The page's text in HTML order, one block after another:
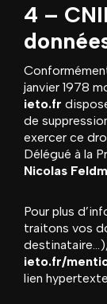
4 –
janvier 1978
ieto.fr
de
exercer ce
Délégué à la
Nicolas
Pour plus
traitons vos
ieto.fr/
lien